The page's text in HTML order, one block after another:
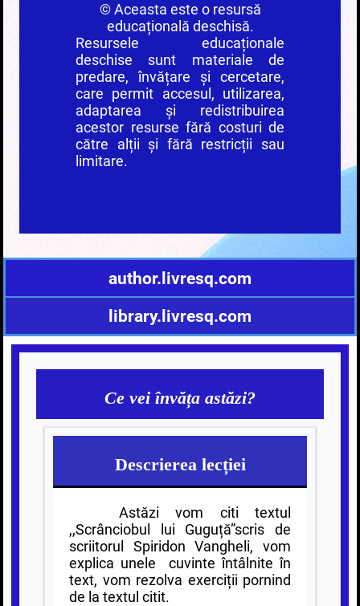
©Aceasta este o resursă
educațională deschisă.
Resursele educaționale
deschise sunt materiale de
predare, învățare și cercetare,
care permit accesul, utilizarea,
adaptarea și redistribuirea
acestor resurse fără costuri de
către alții și fără restricții sau
limitare.
author.livresq.com
library.livresq.com
Ce vei învăța astăzi?
Descrierea lecției
Astăzi vom citi textul
,,Scrânciobul lui Guguță”scris de
scriitorul Spiridon Vangheli, vom
explica unele cuvinte întâlnite în
text, vom rezolva exerciții pornind
de la textul citit.